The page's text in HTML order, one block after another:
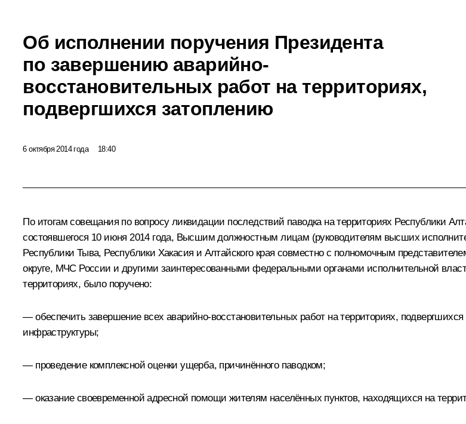
Об исполнении поручения Президента
по завершению аварийно-
восстановительных работ на территориях,
подвергшихся затоплению
6 октября 2014 года 18:40
По итогамсовещания по вопросу ликвидации последствий паводка на территориях Республики
состоявшегося 10 июня 2014 года, Высшим должностным лицам (руководителям высших
Республики Тыва, Республики Хакасия и Алтайского края совместно с полномочным
округе, МЧС России и другими заинтересованными федеральными органами исполнительной
территориях, было поручено:
— обеспечить завершение всех аварийно-восстановительных работ на территориях,
инфраструктуры;
— проведение комплексной оценки ущерба, причинённого паводком;
— оказание своевременной адресной помощи жителям населённых пунктов, находящихся на